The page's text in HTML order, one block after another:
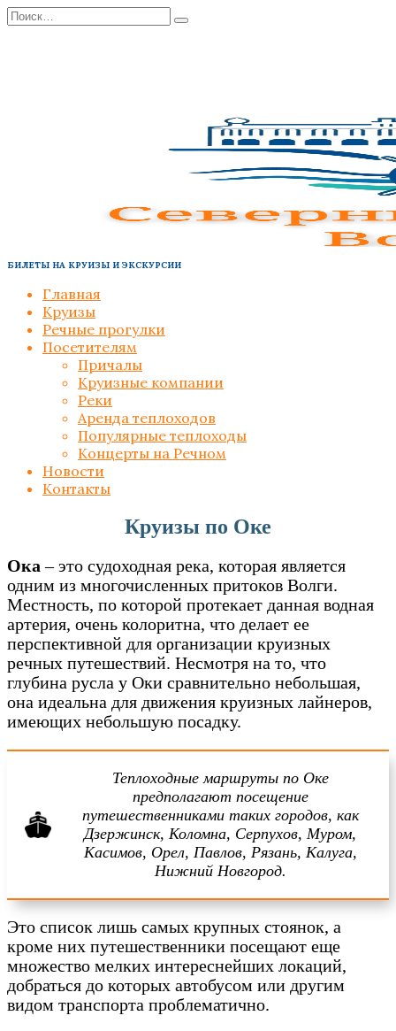
Перейти
к
Search
for:
БИЛЕТЫ НА КРУИЗЫ И ЭКСКУРСИИ
Главная
Круизы
Речные прогулки
Посетителям
Причалы
Круизные компании
Реки
Аренда теплоходов
Популярные теплоходы
Концерты на Речном
Новости
Контакты
Круизы по Оке
Ока– это судоходная река, которая является
одним из многочисленных притоков Волги.
Местность, по которой протекает данная водная
артерия, очень колоритна, что делает ее
перспективной для организации круизных
речных путешествий. Несмотря на то, что
глубина русла у Оки сравнительно небольшая,
она идеальна для движения круизных лайнеров,
имеющих небольшую посадку.
Теплоходные маршруты по Оке
предполагают посещение
путешественниками таких городов, как
Дзержинск, Коломна, Серпухов, Муром,
Касимов, Орел, Павлов, Рязань, Калуга,
Нижний Новгород.
Это список лишь самых крупных стоянок, а
кроме них путешественники посещают еще
множество мелких интереснейших локаций,
добраться до которых автобусом или другим
видом транспорта проблематично.